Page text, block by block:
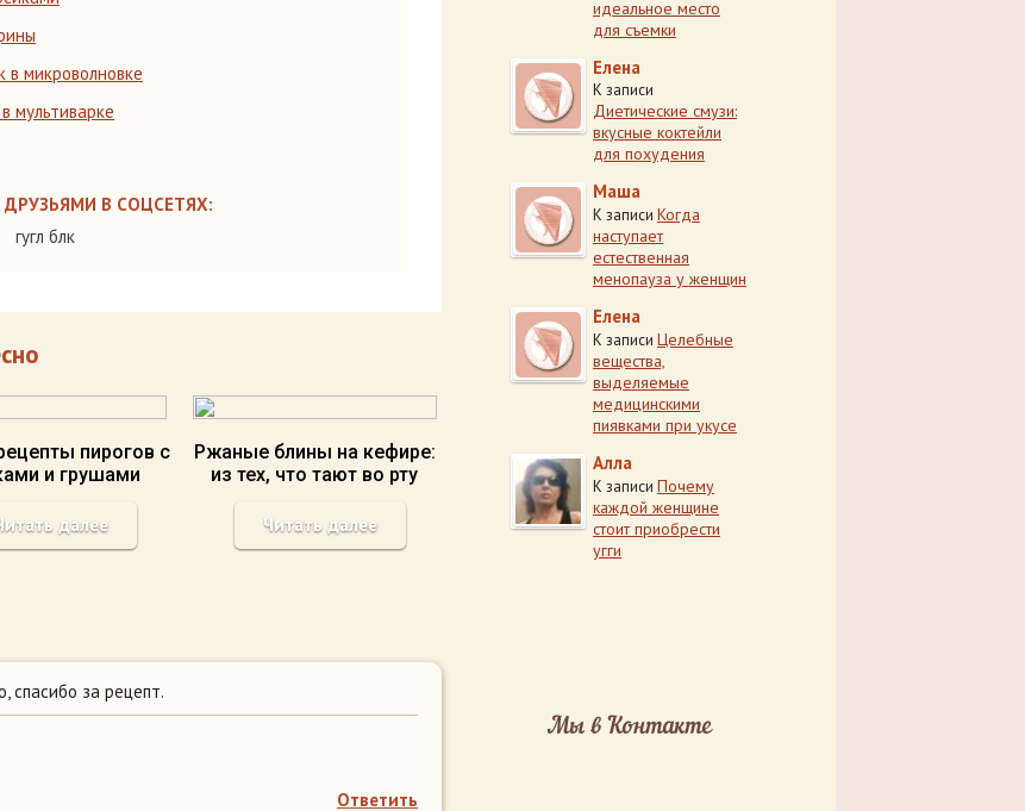
в микроволновке
мультиварке
В СОЦСЕТЯХ:
гугл блк
пирогов с
и грушами
далее
Ржаные блины на кефире:
из тех, что тают во рту
Читать далее
спасибо за рецепт.
Ответить
идеальное место
для съемки
Елена
К записи
Диетические смузи:
вкусные коктейли
для похудения
Маша
К записи Когда
наступает
естественная
менопауза у женщин
Елена
К записи Целебные
вещества,
выделяемые
медицинскими
пиявками при укусе
Алла
К записи Почему
каждой женщине
стоит приобрести
угги
Мы в Контакте